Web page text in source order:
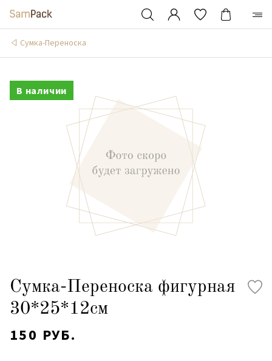
Сумка-Переноска
В наличии
Сумка-Переноска фигурная
30*25*12см
150 РУБ.